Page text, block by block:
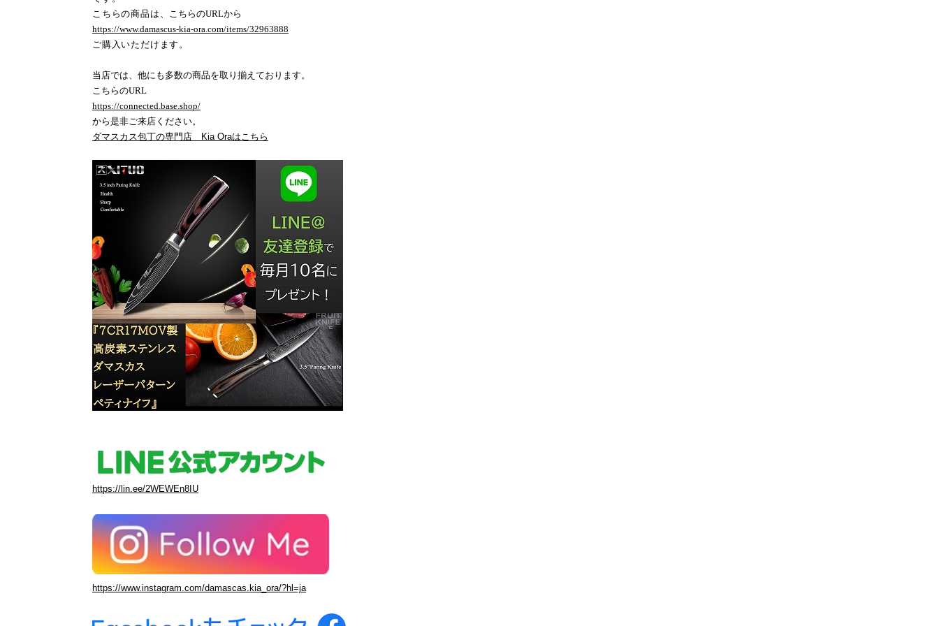
こちらの商品は、 こちらのURLから
https://www.damascus-kia-ora.com/items/32963888
ご購入いただけます。
当店では、他にも多数の商品を取り揃えております。
こちらのURL
https://connected.base.shop/
から是非ご来店ください。
ダマスカス包丁の専門店 Kia Oraはこちら
https://lin.ee/2WEWEn8IU
https://www.instagram.com/damascas.kia_ora/?hl=ja